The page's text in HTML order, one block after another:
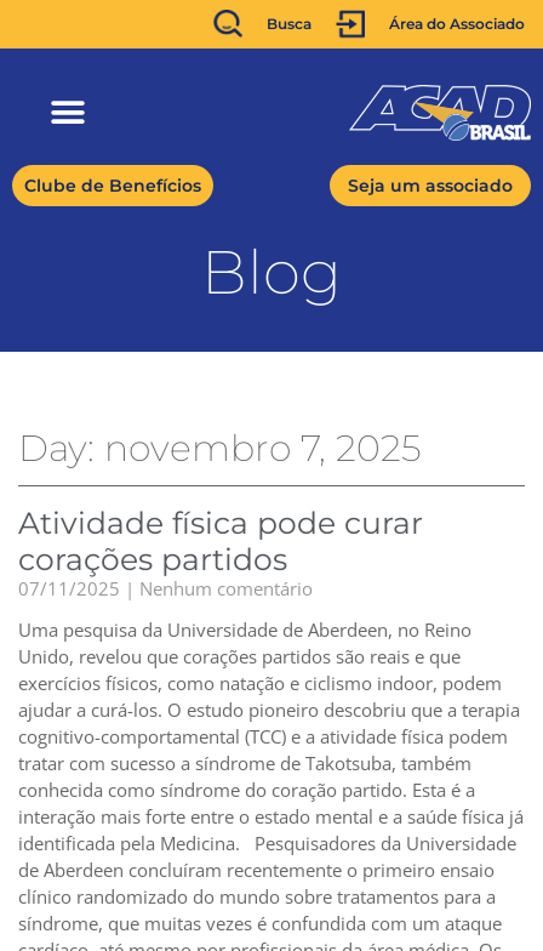
Busca Área do Associado
Clube de Benefícios Seja um associado
Blog
Day: novembro 7, 2025
Atividade física pode curar
corações partidos
07/11/2025
Nenhum comentário
Uma pesquisa da Universidade de Aberdeen, no Reino
Unido, revelou que corações partidos são reais e que
exercícios físicos, como natação e ciclismo indoor, podem
ajudar a curá-los. O estudo pioneiro descobriu que a terapia
cognitivo-comportamental (TCC) e a atividade física podem
tratar com sucesso a síndrome de Takotsuba, também
conhecida como síndrome do coração partido. Esta é a
interação mais forte entre o estado mental e a saúde física já
identificada pela Medicina. Pesquisadores da Universidade
de Aberdeen concluíram recentemente o primeiro ensaio
clínico randomizado do mundo sobre tratamentos para a
síndrome, que muitas vezes é confundida com um ataque